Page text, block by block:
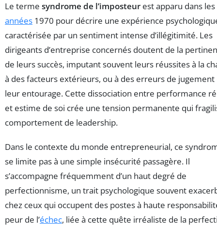
Le terme syndrome de l’imposteur est apparu dans les
années 1970 pour décrire une expérience
caractérisée par un sentiment intense d’illégitimité. Les
dirigeants d’entreprise concernés doutent de la
de leurs succès, imputant souvent leurs réussites à la
à des facteurs extérieurs, ou à des erreurs de jugement
leur entourage. Cette dissociation entre performance
et estime de soi crée une tension permanente qui
comportement de leadership.
Dans le contexte du monde entrepreneurial, ce
se limite pas à une simple insécurité passagère. Il
s’accompagne fréquemment d’un haut degré de
perfectionnisme, un trait psychologique souvent
chez ceux qui occupent des postes à haute
peur de l’échec, liée à cette quête irréaliste de la